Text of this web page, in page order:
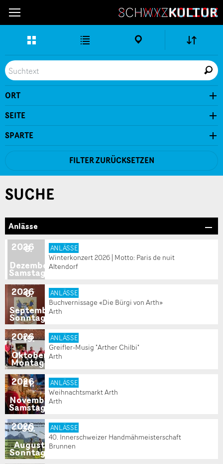
Erweitere
Ansicht
Listen-
Ansicht
Karten-
Ort
Seite
Live
Suche
ORT
In der Nähe
SEITE
SPARTE
FILTER ZURÜCKSETZEN
SUCHE
Anlässe
Samstag
5.
Dezember
2026 ANLÄSSE
Winterkonzert 2026 | Motto: Paris de nuit
Altendorf
Sonntag
6.
September
2026 ANLÄSSE
Buchvernissage «Die Bürgi von Arth»
Arth
Montag
19.
Oktober
2026 ANLÄSSE
Greifler-Musig "Arther Chilbi"
Arth
Samstag
21.
November
2026 ANLÄSSE
Weihnachtsmarkt Arth
Arth
Sonntag
30.
August
2026 ANLÄSSE
40. Innerschweizer Handmähmeisterschaft
Brunnen